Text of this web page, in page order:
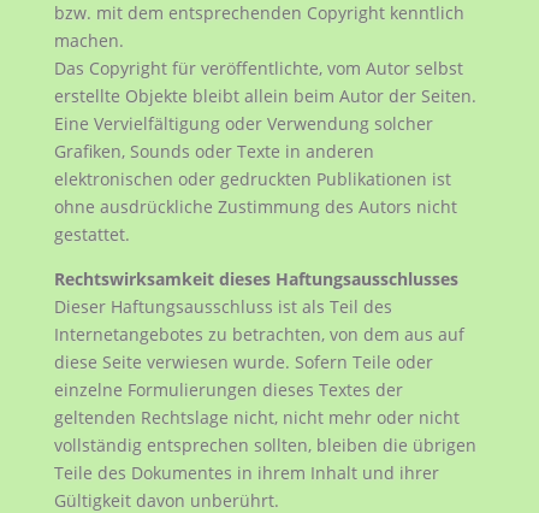
bzw. mit dem entsprechenden Copyright kenntlich
machen.
Das Copyright für veröffentlichte, vom Autor selbst
erstellte Objekte bleibt allein beim Autor der Seiten.
Eine Vervielfältigung oder Verwendung solcher
Grafiken, Sounds oder Texte in anderen
elektronischen oder gedruckten Publikationen ist
ohne ausdrückliche Zustimmung des Autors nicht
gestattet.
Rechtswirksamkeit dieses Haftungsausschlusses
Dieser Haftungsausschluss ist als Teil des
Internetangebotes zu betrachten, von dem aus auf
diese Seite verwiesen wurde. Sofern Teile oder
einzelne Formulierungen dieses Textes der
geltenden Rechtslage nicht, nicht mehr oder nicht
vollständig entsprechen sollten, bleiben die übrigen
Teile des Dokumentes in ihrem Inhalt und ihrer
Gültigkeit davon unberührt.